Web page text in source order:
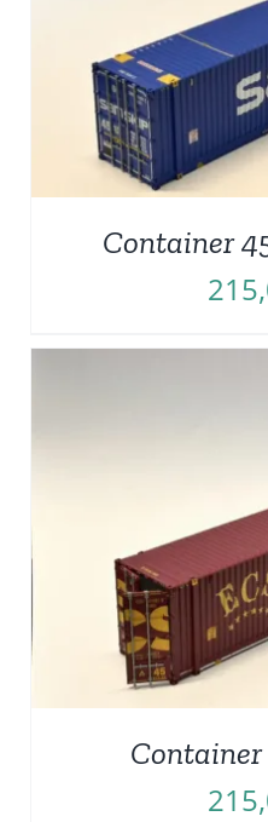
Container
Container